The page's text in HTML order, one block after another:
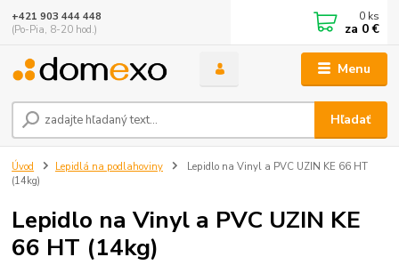
Menu
Hľadať
+421 903 444 448
(Po-Pia, 8-20 hod.)
0 ks
za 0 €
Úvod Lepidlá na podlahoviny
Lepidlo na Vinyl a PVC UZIN KE 66 HT
(14kg)
Lepidlo na Vinyl a PVC UZIN KE
66 HT (14kg)